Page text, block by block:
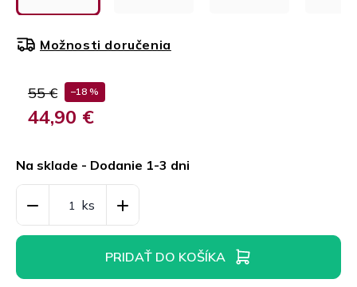
55 € –18 %
44,90 €
cena:
Na sklade - Dodanie 1-3 dni
Možnosti doručenia
PRIDAŤ DO KOŠÍKA